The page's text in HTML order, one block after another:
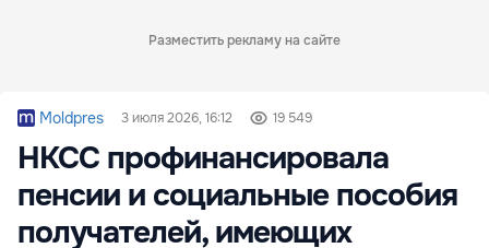
Разместить рекламу на сайте
Moldpres 3 июля 2026, 16:12 19 549
НКСС профинансировала
пенсии и социальные пособия
получателей, имеющих